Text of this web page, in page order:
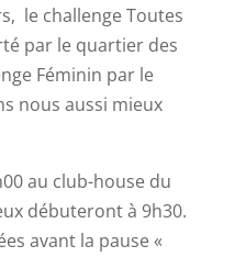
le challenge Toutes
par le quartier des
Féminin par le
nous aussi mieux
au club-house du
débuteront à 9h30.
avant la pause «